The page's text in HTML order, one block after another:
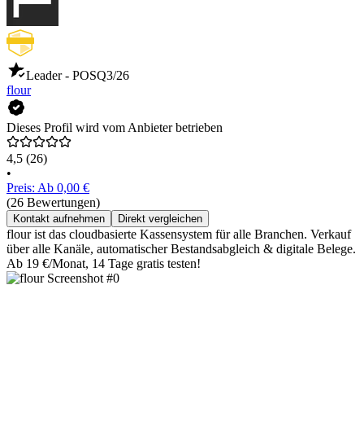
Leader - POSQ3/26
flour
Dieses Profil wird vom Anbieter betrieben
4,5 (26)
•
Preis: Ab 0,00 €
(26 Bewertungen)
Kontakt aufnehmen Direkt vergleichen
flour ist das cloudbasierte Kassensystem für alle Branchen. Verkauf
über alle Kanäle, automatischer Bestandsabgleich & digitale Belege.
Ab 19 €/Monat, 14 Tage gratis testen!